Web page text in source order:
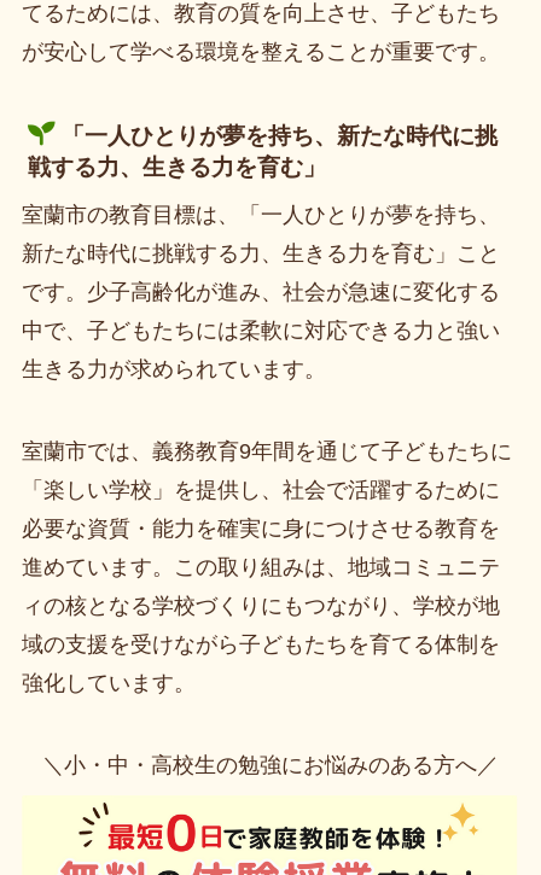
てるためには、教育の質を向上させ、子どもたち
が安心して学べる環境を整えることが重要です。
「一人ひとりが夢を持ち、新たな時代に挑
戦する力、生きる力を育む」
室蘭市の教育目標は、「一人ひとりが夢を持ち、
新たな時代に挑戦する力、生きる力を育む」こと
です。少子高齢化が進み、社会が急速に変化する
中で、子どもたちには柔軟に対応できる力と強い
生きる力が求められています。
室蘭市では、義務教育9年間を通じて子どもたちに
「楽しい学校」を提供し、社会で活躍するために
必要な資質・能力を確実に身につけさせる教育を
進めています。この取り組みは、地域コミュニテ
ィの核となる学校づくりにもつながり、学校が地
域の支援を受けながら子どもたちを育てる体制を
強化しています。
＼小・中・高校生の勉強にお悩みのある方へ／